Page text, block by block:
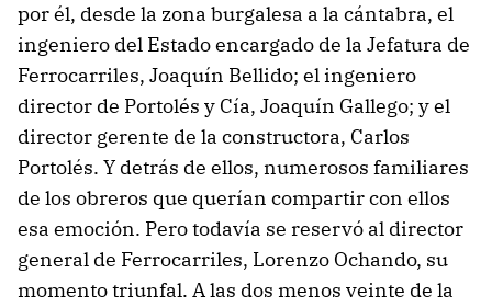
por él, desde la zona burgalesa a la cántabra, el
ingeniero del Estado encargado de la Jefatura de
Ferrocarriles, Joaquín Bellido; el ingeniero
director de Portolés y Cía, Joaquín Gallego; y el
director gerente de la constructora, Carlos
Portolés. Y detrás de ellos, numerosos familiares
de los obreros que querían compartir con ellos
esa emoción. Pero todavía se reservó al director
general de Ferrocarriles, Lorenzo Ochando, su
momento triunfal. A las dos menos veinte de la